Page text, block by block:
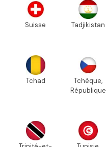
Suisse Tadjikistan
Tchad
Tchèque,
République